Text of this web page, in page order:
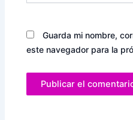
Guarda mi nombre,
este navegador para la